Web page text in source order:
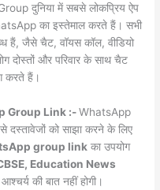
दुनिया में सबसे लोकप्रिय ऐप
का इस्तेमाल करते हैं। सभी
हैं, जैसे चैट, वॉयस कॉल, वीडियो
दोस्तों और परिवार के साथ चैट
करते हैं।
Group Link :-WhatsApp
दस्तावेजों को साझा करने के लिए
group link का उपयोग
Education News
की बात नहीं होगी।